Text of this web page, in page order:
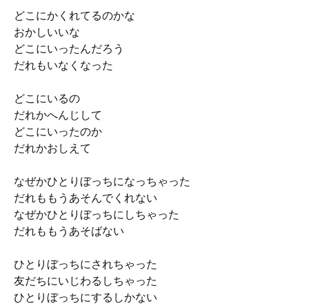
どこにかくれてるのかな
おかしいいな
どこにいったんだろう
だれもいなくなった
どこにいるの
だれかへんじして
どこにいったのか
だれかおしえて
なぜかひとりぼっちになっちゃった
だれももうあそんでくれない
なぜかひとりぼっちにしちゃった
だれももうあそばない
ひとりぼっちにされちゃった
友だちにいじわるしちゃった
ひとりぼっちにするしかない